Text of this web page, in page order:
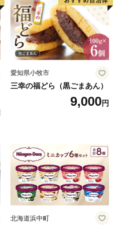
愛知県小牧市
三幸の福どら（黒ごまあん）
9,000円
北海道浜中町